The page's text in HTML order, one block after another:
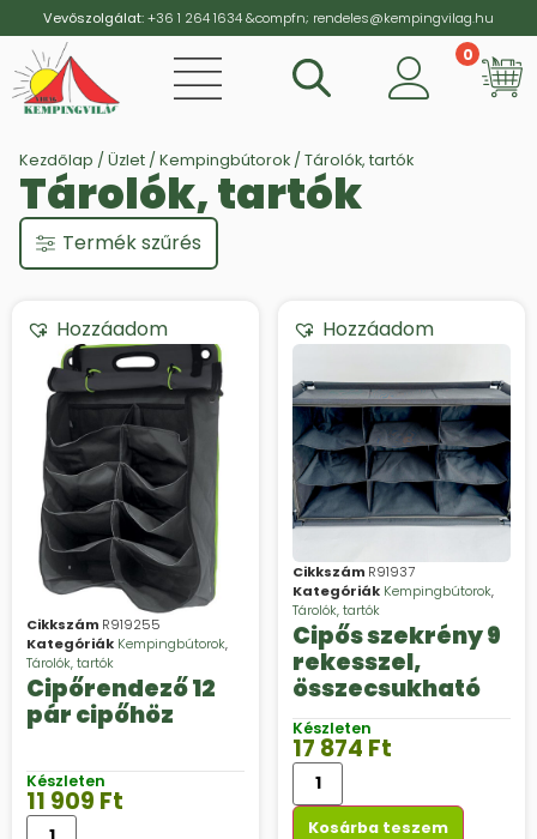
Vevőszolgálat:+36 1 264 1634&compfn; rendeles@kempingvilag.hu
0
Kezdőlap / Üzlet / Kempingbútorok / Tárolók, tartók
Tárolók, tartók
Termék szűrés
Hozzáadom
Cikkszám R919255
Kategóriák Kempingbútorok,
Tárolók, tartók
Cipőrendező 12
pár cipőhöz
Készleten
11 909 Ft
Hozzáadom
Cikkszám R91937
Kategóriák Kempingbútorok,
Tárolók, tartók
Cipős szekrény 9
rekesszel,
összecsukható
Készleten
17 874 Ft
Kosárba teszem